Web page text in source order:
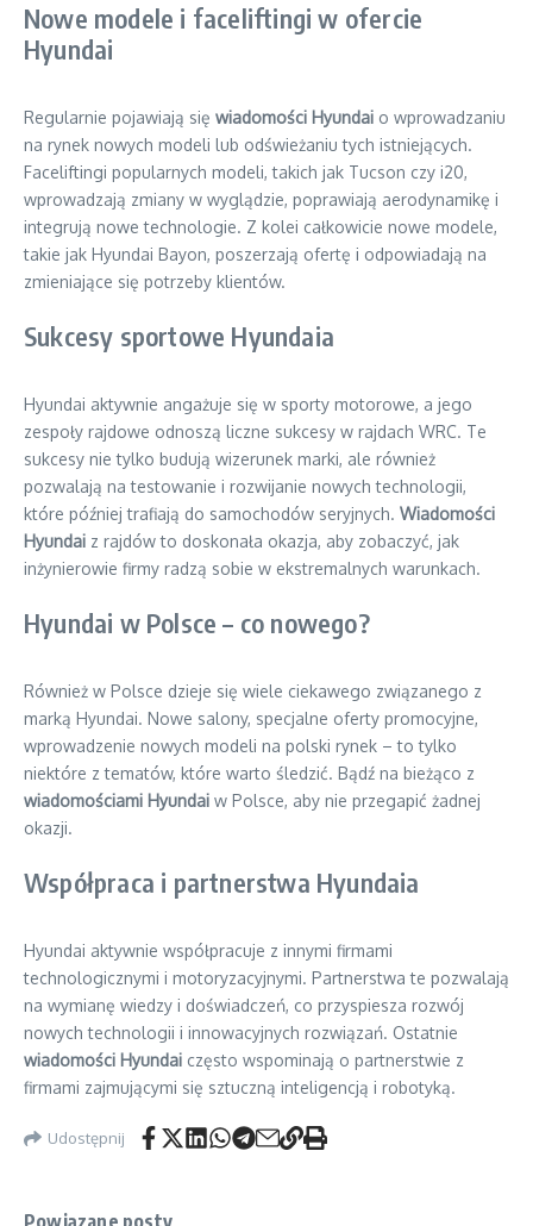
Nowe modele i faceliftingi w ofercie
Hyundai
Regularnie pojawiają się wiadomości Hyundai o wprowadzaniu
na rynek nowych modeli lub odświeżaniu tych istniejących.
Faceliftingi popularnych modeli, takich jak Tucson czy i20,
wprowadzają zmiany w wyglądzie, poprawiają aerodynamikę i
integrują nowe technologie. Z kolei całkowicie nowe modele,
takie jak Hyundai Bayon, poszerzają ofertę i odpowiadają na
zmieniające się potrzeby klientów.
Sukcesy sportowe Hyundaia
Hyundai aktywnie angażuje się w sporty motorowe, a jego
zespoły rajdowe odnoszą liczne sukcesy w rajdach WRC. Te
sukcesy nie tylko budują wizerunek marki, ale również
pozwalają na testowanie i rozwijanie nowych technologii,
które później trafiają do samochodów seryjnych. Wiadomości
Hyundai z rajdów to doskonała okazja, aby zobaczyć, jak
inżynierowie firmy radzą sobie w ekstremalnych warunkach.
Hyundai w Polsce – co nowego?
Również w Polsce dzieje się wiele ciekawego związanego z
marką Hyundai. Nowe salony, specjalne oferty promocyjne,
wprowadzenie nowych modeli na polski rynek – to tylko
niektóre z tematów, które warto śledzić. Bądź na bieżąco z
wiadomościami Hyundai w Polsce, aby nie przegapić żadnej
okazji.
Współpraca i partnerstwa Hyundaia
Hyundai aktywnie współpracuje z innymi firmami
technologicznymi i motoryzacyjnymi. Partnerstwa te pozwalają
na wymianę wiedzy i doświadczeń, co przyspiesza rozwój
nowych technologii i innowacyjnych rozwiązań. Ostatnie
wiadomości Hyundai często wspominają o partnerstwie z
firmami zajmującymi się sztuczną inteligencją i robotyką.
Udostępnij
Powiązane posty